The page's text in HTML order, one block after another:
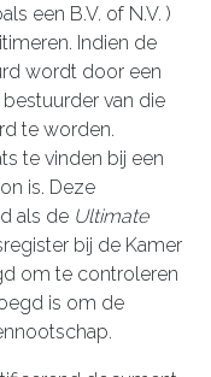
een B.V. of N.V. )
Indien de
wordt door een
van die
te worden.
te vinden bij een
is. Deze
als de Ultimate
bij de Kamer
om te controleren
is om de